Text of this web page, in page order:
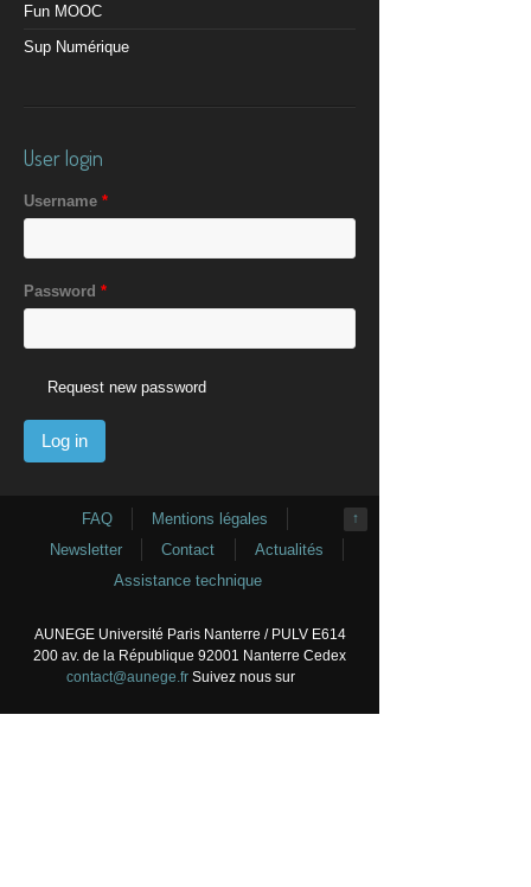
Fun MOOC
Sup Numérique
User login
Username *
Password *
Request new password
↑
FAQ
Mentions légales
Newsletter
Contact
Actualités
Assistance technique
AUNEGE Université Paris Nanterre / PULV E614
200 av. de la République 92001 Nanterre Cedex
contact@aunege.frSuivez nous sur